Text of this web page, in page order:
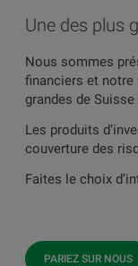
Une des plus
Nous sommes
financiers et notre
grandes de
Les produits
couverture des
Faites le choix
PARIEZ SUR NOUS